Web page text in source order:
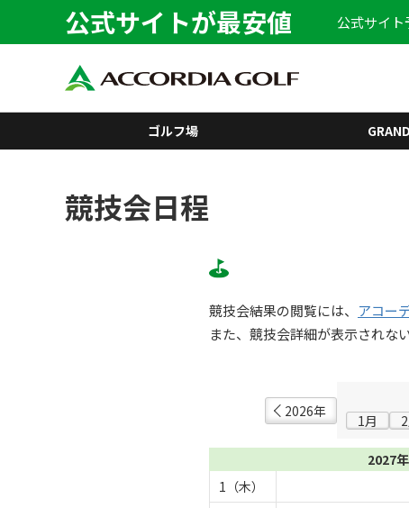
公式サイトが最安値 公式サイ
ゴルフ場 GRAND
競技会日程
競技会結果の閲覧には、 アコー
また、競技会詳細が表示されな
2026年
1月
2027
1（木）